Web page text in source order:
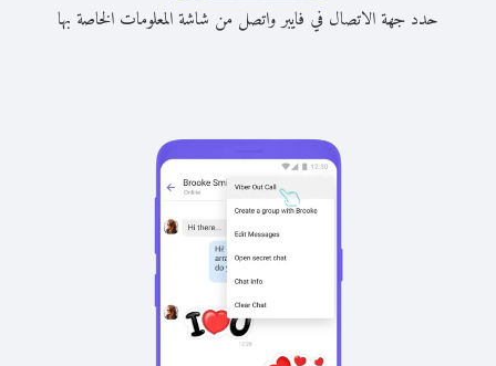
حدد جهة الاتصال في فايبر واتصل من شاشة المعلومات الخاصة بها